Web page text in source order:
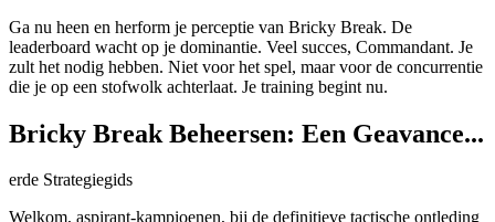
Ga nu heen en herform je perceptie van Bricky Break. De
leaderboard wacht op je dominantie. Veel succes, Commandant. Je
zult het nodig hebben. Niet voor het spel, maar voor de concurrentie
die je op een stofwolk achterlaat. Je training begint nu.
Bricky Break Beheersen: Een Geavance...
erde Strategiegids
Welkom, aspirant-kampioenen, bij de definitieve tactische ontleding